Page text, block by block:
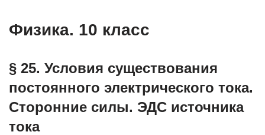
Физика. 10 класс
§ 25. Условия существования
постоянного электрического тока.
Сторонние силы. ЭДС источника
тока